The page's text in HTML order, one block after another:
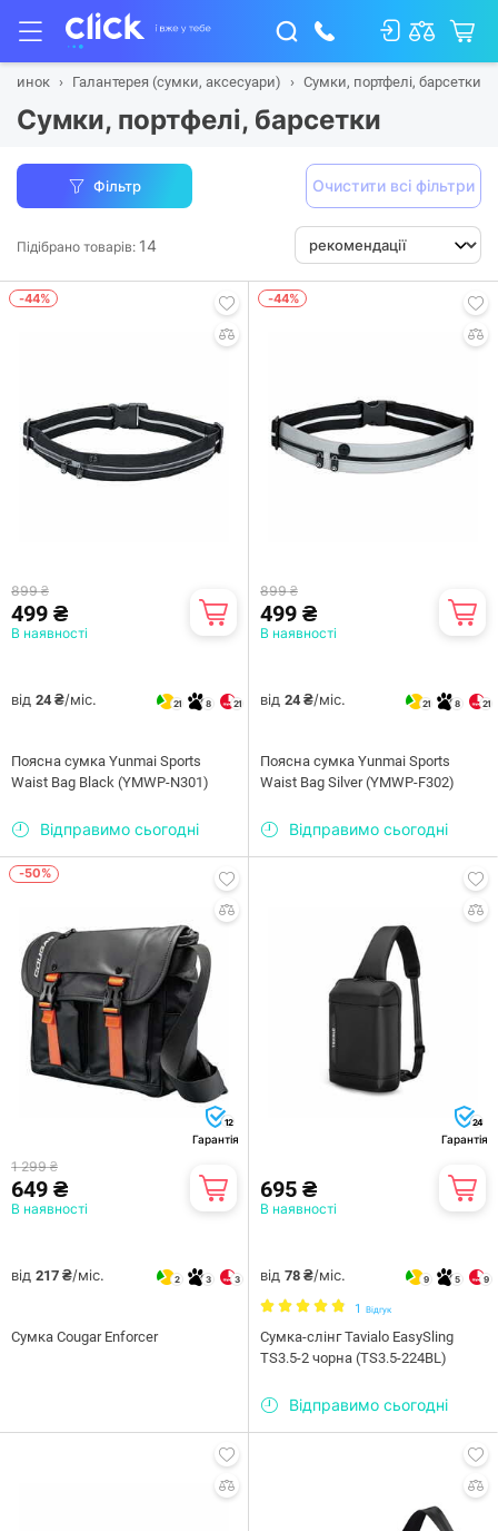
Галантерея (сумки, аксесуари) Сумки, портфелі, барсетки
Сумки, портфелі, барсетки
Фільтр Очистити всі фільтри
Підібрано товарів: 14
-44%
899 ₴
499 ₴
В наявності
від 24 ₴/міс. 21 8 21
Поясна сумка Yunmai Sports
Waist Bag Black (YMWP-N301)
Відправимо сьогодні
-44%
899 ₴
499 ₴
В наявності
від 24 ₴/міс. 21 8 21
Поясна сумка Yunmai Sports
Waist Bag Silver (YMWP-F302)
Відправимо сьогодні
-50%
12
Гарантія
1 299 ₴
649 ₴
В наявності
від 217 ₴/міс. 2 3 3
Сумка Cougar Enforcer
24
Гарантія
695 ₴
В наявності
від 78 ₴/міс. 9 5 9
1 Відгук
Сумка-слінг Tavialo EasySling
TS3.5-2 чорна (TS3.5-224BL)
Відправимо сьогодні